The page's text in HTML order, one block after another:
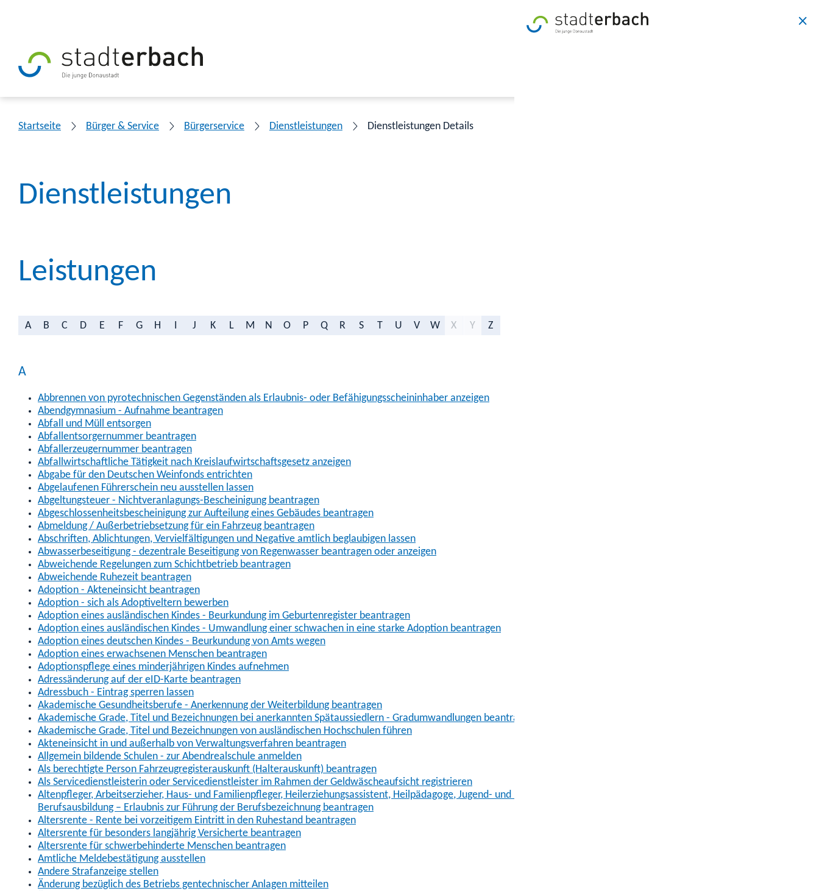
Startseite Bürger & Service Bürgerservice Dienstleistungen Dienstleistungen Details
Dienstleistungen
Leistungen
A B C D E F G H J K L M N O P Q R S T U V W X Y Z
A
Abbrennen von pyrotechnischen Gegenständen als Erlaubnis- oder Befähigungsscheininhaber anzeigen
Abendgymnasium - Aufnahme beantragen
Abfall und Müll entsorgen
Abfallentsorgernummer beantragen
Abfallerzeugernummer beantragen
Abfallwirtschaftliche Tätigkeit nach Kreislaufwirtschaftsgesetz anzeigen
Abgabe für den Deutschen Weinfonds entrichten
Abgelaufenen Führerschein neu ausstellen lassen
Abgeltungsteuer - Nichtveranlagungs-Bescheinigung beantragen
Abgeschlossenheitsbescheinigung zur Aufteilung eines Gebäudes beantragen
Abmeldung / Außerbetriebsetzung für ein Fahrzeug beantragen
Abschriften, Ablichtungen, Vervielfältigungen und Negative amtlich beglaubigen lassen
Abwasserbeseitigung - dezentrale Beseitigung von Regenwasser beantragen oder anzeigen
Abweichende Regelungen zum Schichtbetrieb beantragen
Abweichende Ruhezeit beantragen
Adoption - Akteneinsicht beantragen
Adoption - sich als Adoptiveltern bewerben
Adoption eines ausländischen Kindes - Beurkundung im Geburtenregister beantragen
Adoption eines ausländischen Kindes - Umwandlung einer schwachen in eine starke Adoption beantragen
Adoption eines deutschen Kindes - Beurkundung von Amts wegen
Adoption eines erwachsenen Menschen beantragen
Adoptionspflege eines minderjährigen Kindes aufnehmen
Adressänderung auf der eID-Karte beantragen
Adressbuch - Eintrag sperren lassen
Akademische Gesundheitsberufe - Anerkennung der Weiterbildung beantragen
Akademische Grade, Titel und Bezeichnungen bei anerkannten Spätaussiedlern - Gradumwandlungen beantragen
Akademische Grade, Titel und Bezeichnungen von ausländischen Hochschulen führen
Akteneinsicht in und außerhalb von Verwaltungsverfahren beantragen
Allgemein bildende Schulen - zur Abendrealschule anmelden
Als berechtigte Person Fahrzeugregisterauskunft (Halterauskunft) beantragen
Als Servicedienstleisterin oder Servicedienstleister im Rahmen der Geldwäscheaufsicht registrieren
Altenpfleger, Arbeitserzieher, Haus- und Familienpfleger, Heilerziehungsassistent, Heilpädagoge, Jugend- und Heimerzieher, Sozialarbeiter, Sozialpädagoge mit ausländischer
Berufsausbildung – Erlaubnis zur Führung der Berufsbezeichnung beantragen
Altersrente - Rente bei vorzeitigem Eintritt in den Ruhestand beantragen
Altersrente für besonders langjährig Versicherte beantragen
Altersrente für schwerbehinderte Menschen beantragen
Amtliche Meldebestätigung ausstellen
Andere Strafanzeige stellen
Änderung bezüglich des Betriebs gentechnischer Anlagen mitteilen